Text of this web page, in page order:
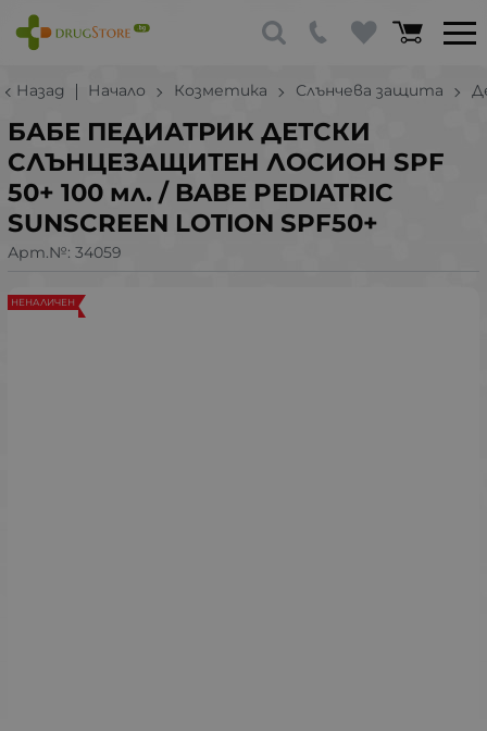
Назад Начало Козметика Слънчева защита
БАБЕ ПЕДИАТРИК ДЕТСКИ
СЛЪНЦЕЗАЩИТЕН ЛОСИОН SPF
50+ 100 мл. / BABE PEDIATRIC
SUNSCREEN LOTION SPF50+
Арт.№: 34059
НЕНАЛИЧЕН